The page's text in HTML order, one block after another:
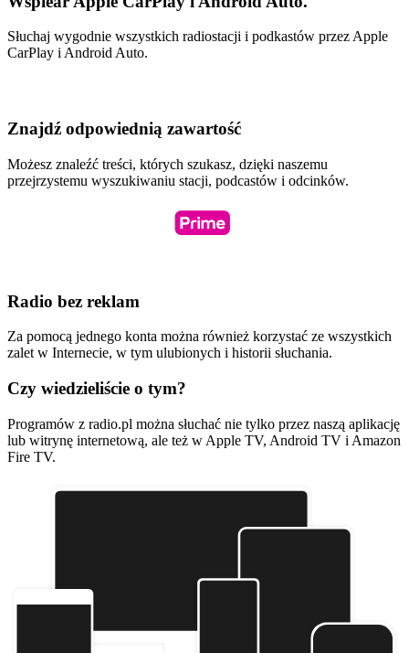
Słuchaj wygodnie wszystkich radiostacji i podkastów przez Apple
CarPlay i Android Auto.
Znajdź odpowiednią zawartość
Możesz znaleźć treści, których szukasz, dzięki naszemu
przejrzystemu wyszukiwaniu stacji, podcastów i odcinków.
Radio bez reklam
Za pomocą jednego konta można również korzystać ze wszystkich
zalet w Internecie, w tym ulubionych i historii słuchania.
Czy wiedzieliście o tym?
Programów z radio.pl można słuchać nie tylko przez naszą aplikację
lub witrynę internetową, ale też w Apple TV, Android TV i Amazon
Fire TV.